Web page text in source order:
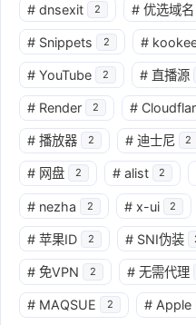
# dnsexit 2 # 优选域名
# Snippets 2 #
# YouTube 2 # 直播源
# Render 2 #
# 播放器 2 # 迪士尼 2
# 网盘 2 # alist 2
# nezha 2 # x-ui 2
# 苹果ID 2 # SNI伪装
# 免VPN 2 # 无需代理
# MAQSUE 2 # Apple